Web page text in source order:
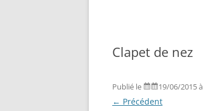
Clapet de nez
Publié le 19/06/2015à
← Précédent